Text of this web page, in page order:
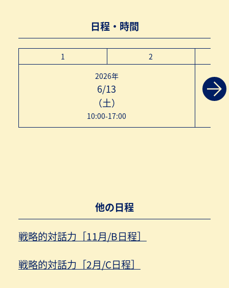
日程・時間
1
2
2026年
6/13
（土）
10:00-17:00
他の日程
戦略的対話力［11月/B日程］
戦略的対話力［2月/C日程］